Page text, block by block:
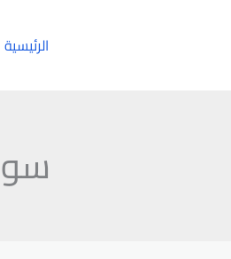
الرئيسية